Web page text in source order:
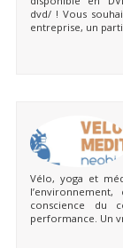
dvd/ ! Vous
entreprise, un
Vélo, yoga et
conscience du
performance. Un